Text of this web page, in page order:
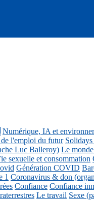
Numérique, IA et
l'emploi du futur
Luc Balleroy) Le
sexuelle et consommation
Génération COVID
1 Coronavirus & don
Confiance Confiance
Le travail Sexe